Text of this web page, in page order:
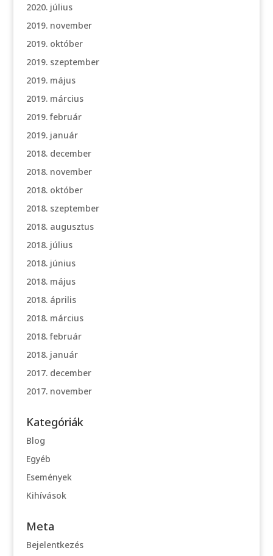
2020. július
2019. november
2019. október
2019. szeptember
2019. május
2019. március
2019. február
2019. január
2018. december
2018. november
2018. október
2018. szeptember
2018. augusztus
2018. július
2018. június
2018. május
2018. április
2018. március
2018. február
2018. január
2017. december
2017. november
Kategóriák
Blog
Egyéb
Események
Kihívások
Meta
Bejelentkezés